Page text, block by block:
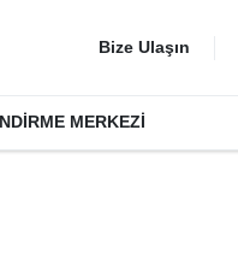
Bize Ulaşın
İNDİRME MERKEZİ